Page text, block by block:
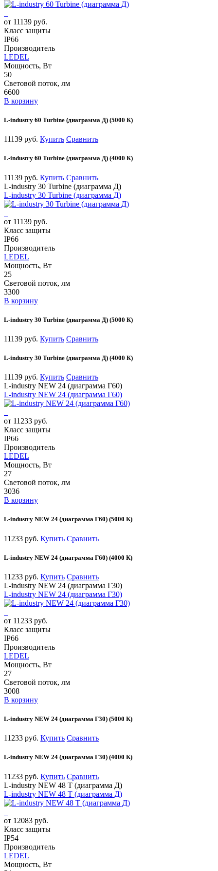
от 11139 руб.
Класс защиты
IP66
Производитель
LEDEL
Мощность, Вт
50
Световой поток, лм
6600
В корзину
L-industry 60 Turbine (диаграмма Д) (5000 К)
11139 руб. Купить Сравнить
L-industry 60 Turbine (диаграмма Д) (4000 К)
11139 руб. Купить Сравнить
L-industry 30 Turbine (диаграмма Д)
L-industry 30 Turbine (диаграмма Д)
от 11139 руб.
Класс защиты
IP66
Производитель
LEDEL
Мощность, Вт
25
Световой поток, лм
3300
В корзину
L-industry 30 Turbine (диаграмма Д) (5000 К)
11139 руб. Купить Сравнить
L-industry 30 Turbine (диаграмма Д) (4000 К)
11139 руб. Купить Сравнить
L-industry NEW 24 (диаграмма Г60)
L-industry NEW 24 (диаграмма Г60)
от 11233 руб.
Класс защиты
IP66
Производитель
LEDEL
Мощность, Вт
27
Световой поток, лм
3036
В корзину
L-industry NEW 24 (диаграмма Г60) (5000 К)
11233 руб. Купить Сравнить
L-industry NEW 24 (диаграмма Г60) (4000 К)
11233 руб. Купить Сравнить
L-industry NEW 24 (диаграмма Г30)
L-industry NEW 24 (диаграмма Г30)
от 11233 руб.
Класс защиты
IP66
Производитель
LEDEL
Мощность, Вт
27
Световой поток, лм
3008
В корзину
L-industry NEW 24 (диаграмма Г30) (5000 К)
11233 руб. Купить Сравнить
L-industry NEW 24 (диаграмма Г30) (4000 К)
11233 руб. Купить Сравнить
L-industry NEW 48 Т (диаграмма Д)
L-industry NEW 48 Т (диаграмма Д)
от 12083 руб.
Класс защиты
IP54
Производитель
LEDEL
Мощность, Вт